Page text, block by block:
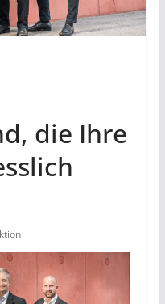
die Ihre